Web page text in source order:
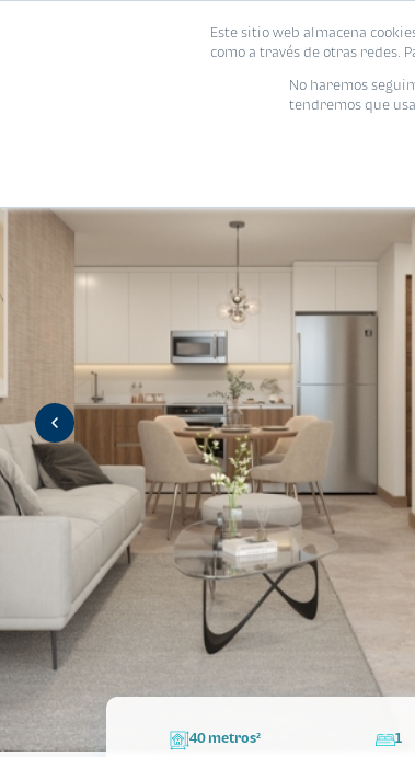
Este sitio web almacena
como a través de otras redes.
No haremos
tendremos que
40 metros² 1